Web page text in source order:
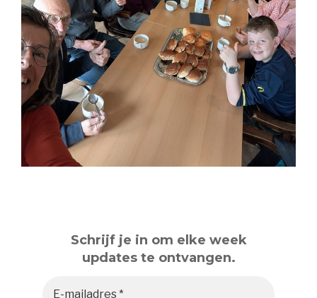
Schrijf je in om elke week
updates te ontvangen.